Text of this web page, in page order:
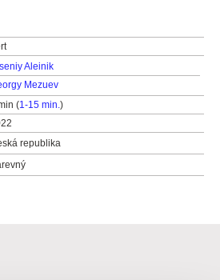
Aleinik
Mezuev
(1-15 min.)
republika